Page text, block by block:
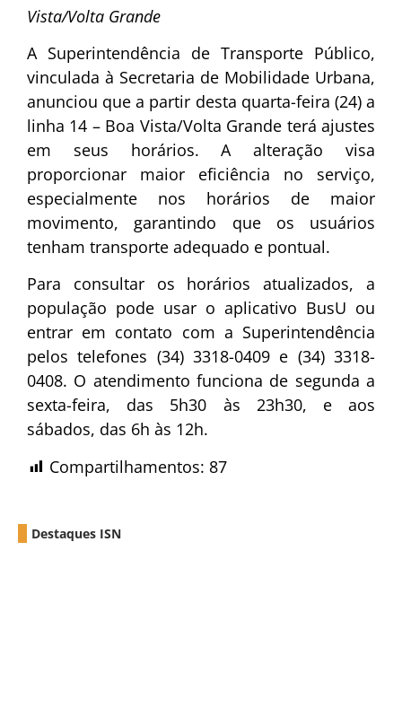
Vista/Volta Grande
A Superintendência de Transporte Público,
vinculada à Secretaria de Mobilidade Urbana,
anunciou que a partir desta quarta-feira (24) a
linha 14 – Boa Vista/Volta Grande terá ajustes
em seus horários. A alteração visa
proporcionar maior eficiência no serviço,
especialmente nos horários de maior
movimento, garantindo que os usuários
tenham transporte adequado e pontual.
Para consultar os horários atualizados, a
população pode usar o aplicativo BusU ou
entrar em contato com a Superintendência
pelos telefones (34) 3318-0409 e (34) 3318-
0408. O atendimento funciona de segunda a
sexta-feira, das 5h30 às 23h30, e aos
sábados, das 6h às 12h.
Compartilhamentos: 87
Destaques ISN